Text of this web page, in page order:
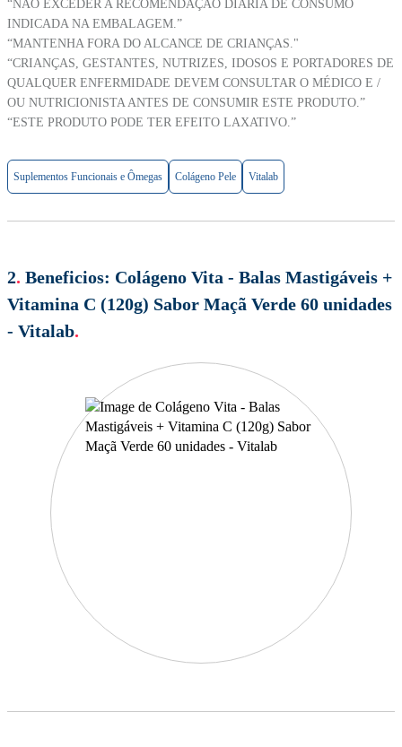
“NÃO EXCEDER A RECOMENDAÇÃO DIÁRIA DE CONSUMO
INDICADA NA EMBALAGEM.”
“MANTENHA FORA DO ALCANCE DE CRIANÇAS."
“CRIANÇAS, GESTANTES, NUTRIZES, IDOSOS E PORTADORES DE
QUALQUER ENFERMIDADE DEVEM CONSULTAR O MÉDICO E /
OU NUTRICIONISTA ANTES DE CONSUMIR ESTE PRODUTO.”
“ESTE PRODUTO PODE TER EFEITO LAXATIVO.”
Suplementos Funcionais e Ômegas Colágeno Pele Vitalab
2. Beneficios: Colágeno Vita - Balas Mastigáveis +
Vitamina C (120g) Sabor Maçã Verde 60 unidades
- Vitalab.